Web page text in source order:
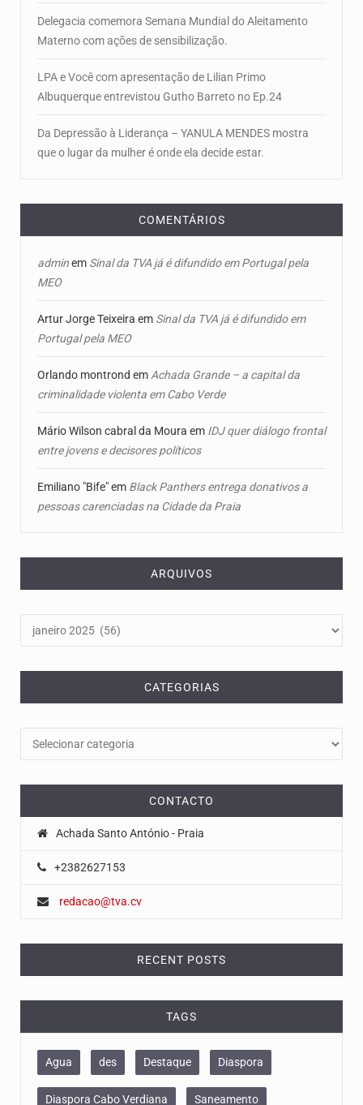
Delegacia comemora Semana Mundial do Aleitamento
Materno com ações de sensibilização.
LPA e Você com apresentação de Lilian Primo
Albuquerque entrevistou Gutho Barreto no Ep.24
Da Depressão à Liderança – YANULA MENDES mostra
que o lugar da mulher é onde ela decide estar.
COMENTÁRIOS
adminem Sinal da TVA já é difundido em Portugal pela
MEO
Artur Jorge Teixeira em Sinal da TVA já é difundido em
Portugal pela MEO
Orlando montrond em Achada Grande – a capital da
criminalidade violenta em Cabo Verde
Mário Wilson cabral da Moura em IDJ quer diálogo frontal
entre jovens e decisores políticos
Emiliano "Bife"em Black Panthers entrega donativos a
pessoas carenciadas na Cidade da Praia
ARQUIVOS
CATEGORIAS
CONTACTO
Achada Santo António - Praia
+2382627153
redacao@tva.cv
RECENT POSTS
TAGS
Agua des Destaque Diaspora
Diaspora Cabo Verdiana Saneamento